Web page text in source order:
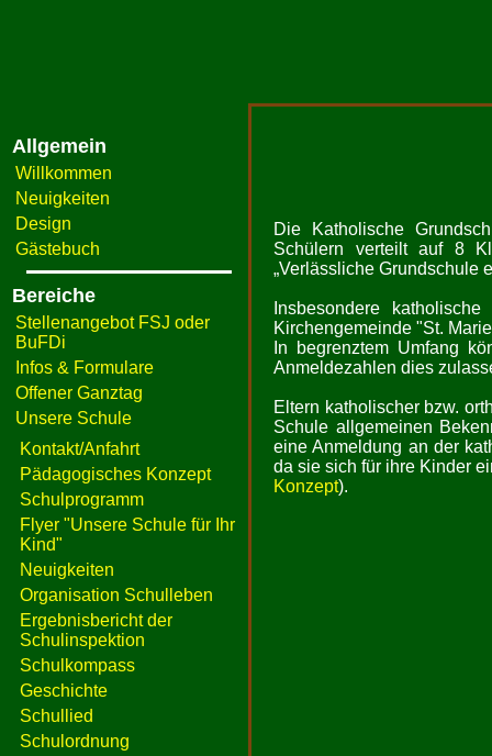
Allgemein
Willkommen
Neuigkeiten
Design
Gästebuch
Bereiche
Stellenangebot FSJ oder
BuFDi
Infos & Formulare
Offener Ganztag
Unsere Schule
Kontakt/Anfahrt
Pädagogisches Konzept
Schulprogramm
Flyer "Unsere Schule für Ihr
Kind"
Neuigkeiten
Organisation Schulleben
Ergebnisbericht der
Schulinspektion
Schulkompass
Geschichte
Schullied
Schulordnung
Die Katholische
Schülern verteilt auf 8
„Verlässliche Grundschule
Insbesondere
Kirchengemeinde "St.
In begrenztem Umfang
Anmeldezahlen dies
Eltern katholischer bzw.
Schule allgemeinen
eine Anmeldung an der
da sie sich für ihre Kinder
Konzept).